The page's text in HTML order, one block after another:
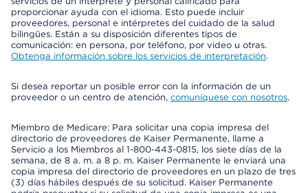
proporcionar ayuda con el idioma. Esto puede incluir
proveedores, personal e intérpretes del cuidado de la salud
bilingües. Están a su disposición diferentes tipos de
comunicación: en persona, por teléfono, por video u otras.
Obtenga información sobre los servicios de interpretación.
Si desea reportar un posible error con la información de un
proveedor o un centro de atención, comuníquese con nosotros.
Miembro de Medicare: Para solicitar una copia impresa del
directorio de proveedores de Kaiser Permanente, llame a
Servicio a los Miembros al 1-800-443-0815, los siete días de la
semana, de 8 a. m. a 8 p. m. Kaiser Permanente le enviará una
copia impresa del directorio de proveedores en un plazo de tres
(3) días hábiles después de su solicitud. Kaiser Permanente